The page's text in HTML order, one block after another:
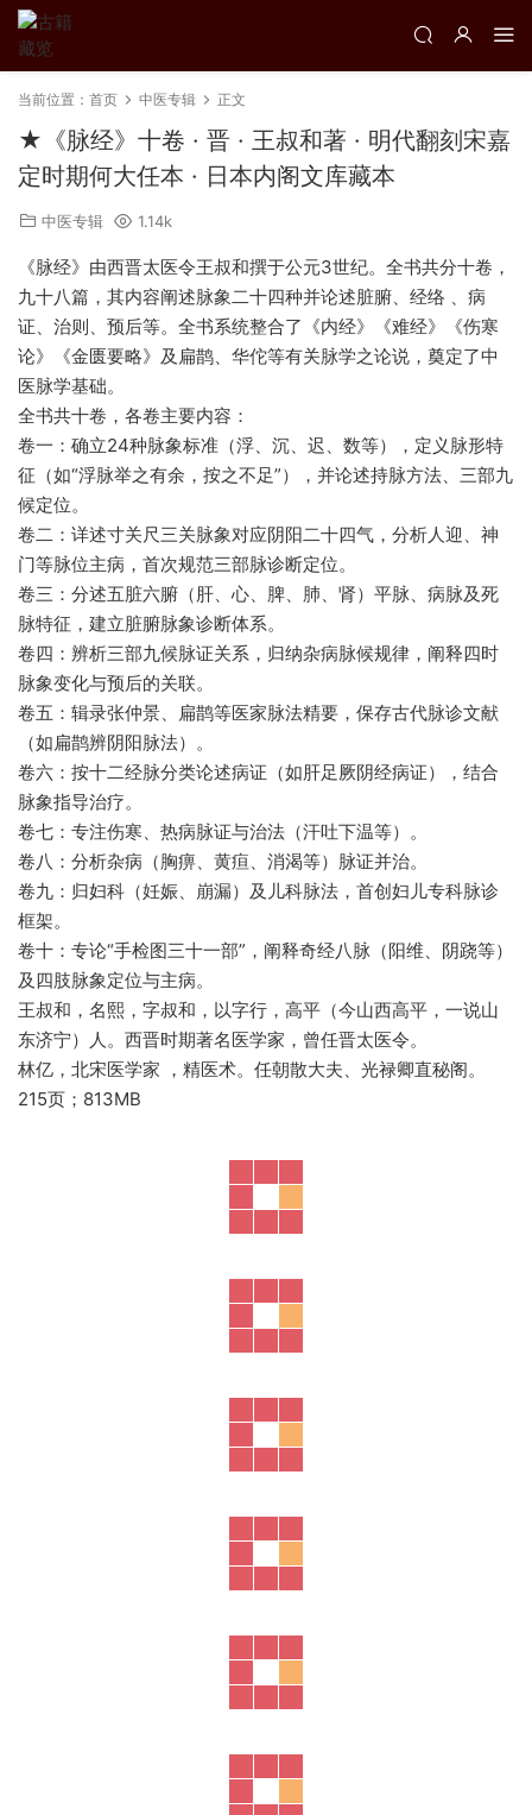
当前位置： 首页 中医专辑 正文
★《脉经》十卷 · 晋 · 王叔和著 · 明代翻刻宋嘉
定时期何大任本 · 日本内阁文库藏本
中医专辑 1.14k
《脉经》由西晋太医令王叔和撰于公元3世纪。全书共分十卷，
九十八篇，其内容阐述脉象二十四种并论述脏腑、经络 、病
证、治则、预后等。全书系统整合了《内经》《难经》《伤寒
论》《金匮要略》及扁鹊、华佗等有关脉学之论说，奠定了中
医脉学基础。
全书共十卷，各卷主要内容：
卷一‌：确立24种脉象标准（浮、沉、迟、数等），定义脉形特
征（如“浮脉举之有余，按之不足”），并论述持脉方法、三部九
候定位。
‌卷二‌：详述寸关尺三关脉象对应阴阳二十四气，分析人迎、神
门等脉位主病，首次规范三部脉诊断定位。
‌卷三‌：分述五脏六腑（肝、心、脾、肺、肾）平脉、病脉及死
脉特征，建立脏腑脉象诊断体系。
‌卷四‌：辨析三部九候脉证关系，归纳杂病脉候规律，阐释四时
脉象变化与预后的关联。
‌卷五‌：辑录张仲景、扁鹊等医家脉法精要，保存古代脉诊文献
（如扁鹊辨阴阳脉法）。
‌卷六‌：按十二经脉分类论述病证（如肝足厥阴经病证），结合
脉象指导治疗。
‌卷七‌：专注伤寒、热病脉证与治法（汗吐下温等）。
‌卷八‌：分析杂病（胸痹、黄疸、消渴等）脉证并治。
‌卷九‌：归妇科（妊娠、崩漏）及儿科脉法，首创妇儿专科脉诊
框架。
‌卷十‌：专论“手检图三十一部”，阐释奇经八脉（阳维、阴跷等）
及四肢脉象定位与主病。
王叔和，名熙，字叔和，以字行，高平（今山西高平，一说山
东济宁）人。西晋时期著名医学家，曾任晋太医令。
林亿，北宋医学家 ，精医术。任朝散大夫、光禄卿直秘阁。
215页；813MB